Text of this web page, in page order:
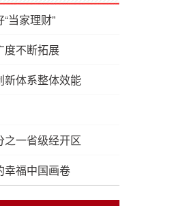
当家理财”
度不断拓展
新体系整体效能
之一省级经开区
幸福中国画卷